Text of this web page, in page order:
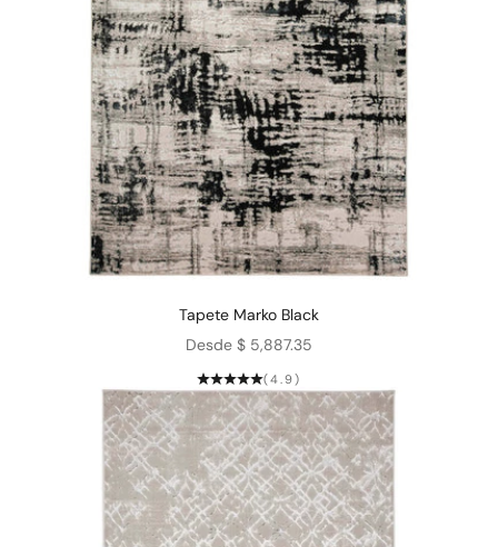
Tapete Marko Black
Precio de oferta
Desde $ 5,887.35
(4.9)